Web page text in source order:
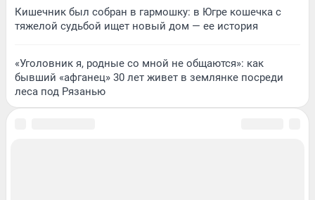
Кишечник был собран в гармошку: в Югре кошечка с
тяжелой судьбой ищет новый дом — ее история
«Уголовник я, родные со мной не общаются»: как
бывший «афганец» 30 лет живет в землянке посреди
леса под Рязанью